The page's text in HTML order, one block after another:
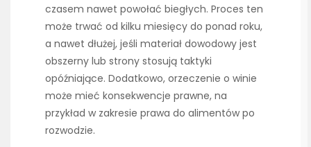
czasem nawet powołać biegłych. Proces ten
może trwać od kilku miesięcy do ponad roku,
a nawet dłużej, jeśli materiał dowodowy jest
obszerny lub strony stosują taktyki
opóźniające. Dodatkowo, orzeczenie o winie
może mieć konsekwencje prawne, na
przykład w zakresie prawa do alimentów po
rozwodzie.